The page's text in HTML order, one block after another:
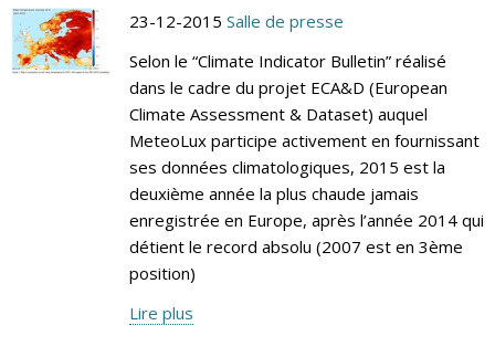
23-12-2015 Salle de presse
Selon le “Climate Indicator Bulletin” réalisé
dans le cadre du projet ECA&D (European
Climate Assessment & Dataset) auquel
MeteoLux participe activement en fournissant
ses données climatologiques, 2015 est la
deuxième année la plus chaude jamais
enregistrée en Europe, après l’année 2014 qui
détient le record absolu (2007 est en 3ème
position)
Lire plus